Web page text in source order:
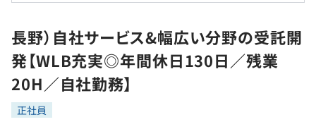
転職成功ガイド
転職エージェント
インタビュー
転職成功ガイド
新卒就活
求人検索
本選考
インターン
学習
問題集
プログラミング言語
ゲーム・マンガ
長野）自社サービス&幅広い分野の受託開
発【WLB充実◎年間休日130日／残業
20H／自社勤務】
正社員